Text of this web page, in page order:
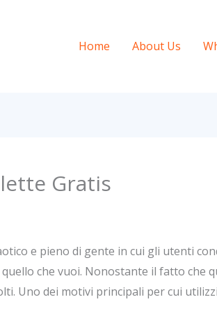
Home About Us
Gratis
e pieno di gente in cui gli utenti
che vuoi. Nonostante il fatto che
Uno dei motivi principali per cui